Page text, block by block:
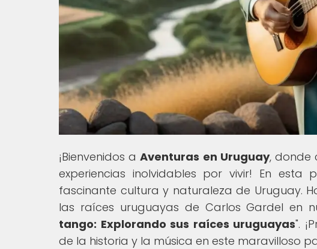
¡Bienvenidos aAventuras en Uruguay, donde
experiencias inolvidables por vivir! En
fascinante cultura y naturaleza de Uruguay.
las raíces uruguayas de Carlos Gardel en
tango: Explorando sus raíces uruguayas".
de la historia y la música en este maravilloso